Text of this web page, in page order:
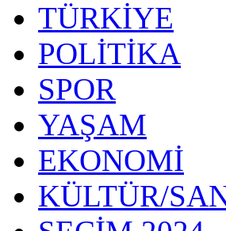
TÜRKİYE
POLİTİKA
SPOR
YAŞAM
EKONOMİ
KÜLTÜR/